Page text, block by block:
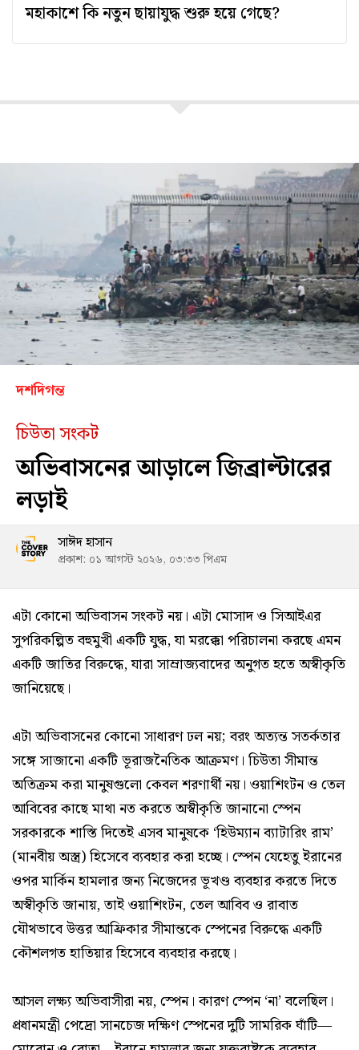
মহাকাশে কি নতুন ছায়াযুদ্ধ শুরু হয়ে গেছে?
দশদিগন্ত
চিউতা সংকট
অভিবাসনের আড়ালে জিব্রাল্টারের
লড়াই
সাঈদ হাসান
প্রকাশ: ০১ আগস্ট ২০২৬, ০৩:৩৩ পিএম
এটা কোনো অভিবাসন সংকট নয়। এটা মোসাদ ও সিআইএর
সুপরিকল্পিত বহুমুখী একটি যুদ্ধ, যা মরক্কো পরিচালনা করছে এমন
একটি জাতির বিরুদ্ধে, যারা সাম্রাজ্যবাদের অনুগত হতে অস্বীকৃতি
জানিয়েছে।
এটা অভিবাসনের কোনো সাধারণ ঢল নয়; বরং অত্যন্ত সতর্কতার
সঙ্গে সাজানো একটি ভূরাজনৈতিক আক্রমণ। চিউতা সীমান্ত
অতিক্রম করা মানুষগুলো কেবল শরণার্থী নয়। ওয়াশিংটন ও তেল
আবিবের কাছে মাথা নত করতে অস্বীকৃতি জানানো স্পেন
সরকারকে শাস্তি দিতেই এসব মানুষকে ‘হিউম্যান ব্যাটারিং রাম’
(মানবীয় অস্ত্র) হিসেবে ব্যবহার করা হচ্ছে। স্পেন যেহেতু ইরানের
ওপর মার্কিন হামলার জন্য নিজেদের ভূখণ্ড ব্যবহার করতে দিতে
অস্বীকৃতি জানায়, তাই ওয়াশিংটন, তেল আবিব ও রাবাত
যৌথভাবে উত্তর আফ্রিকার সীমান্তকে স্পেনের বিরুদ্ধে একটি
কৌশলগত হাতিয়ার হিসেবে ব্যবহার করছে।
আসল লক্ষ্য অভিবাসীরা নয়, স্পেন। কারণ স্পেন ‘না’ বলেছিল।
প্রধানমন্ত্রী পেদ্রো সানচেজ দক্ষিণ স্পেনের দুটি সামরিক ঘাঁটি—